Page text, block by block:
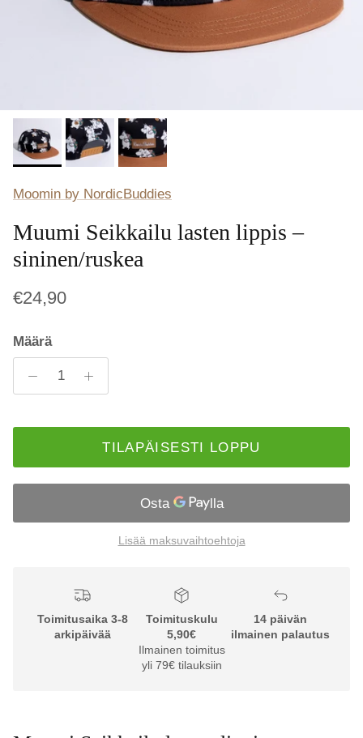
Moomin by NordicBuddies
Muumi Seikkailu lasten lippis –
sininen/ruskea
€24,90
Määrä
TILAPÄISESTI LOPPU
Lisää maksuvaihtoehtoja
Toimitusaika 3-8
arkipäivää
Toimituskulu
5,90€
Ilmainen toimitus
yli 79€ tilauksiin
14 päivän
ilmainen palautus